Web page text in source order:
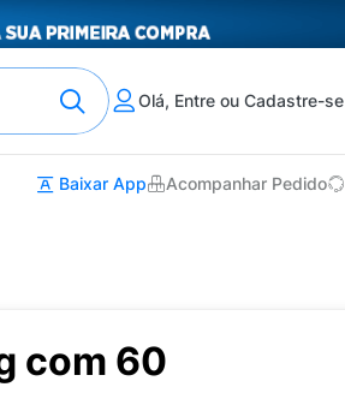
Olá, Entre ou Cadastre-se
Baixar App Acompanhar Pedido
com 60